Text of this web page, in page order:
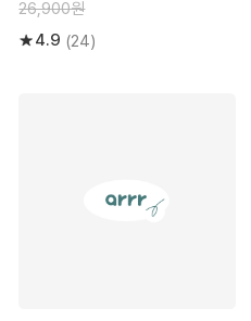
26,900원
4.9 (24)